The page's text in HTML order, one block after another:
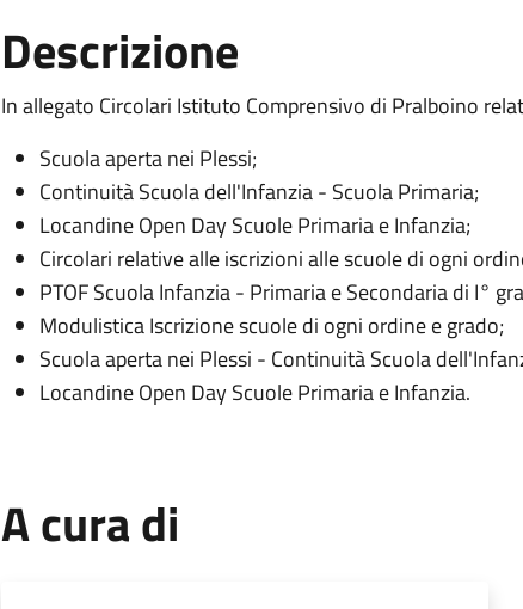
Descrizione
In allegato Circolari Istituto Comprensivo di Pralboino
Scuola aperta nei Plessi;
Continuità Scuola dell'Infanzia - Scuola Primaria;
Locandine Open Day Scuole Primaria e Infanzia;
Circolari relative alle iscrizioni alle scuole di ogni
PTOF Scuola Infanzia - Primaria e Secondaria di I°
Modulistica Iscrizione scuole di ogni ordine e grado;
Scuola aperta nei Plessi - Continuità Scuola
Locandine Open Day Scuole Primaria e Infanzia.
A cura di